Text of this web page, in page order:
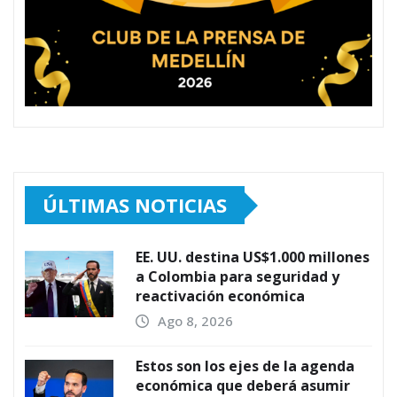
ÚLTIMAS NOTICIAS
EE. UU. destina US$1.000 millones
a Colombia para seguridad y
reactivación económica
Ago 8, 2026
Estos son los ejes de la agenda
económica que deberá asumir